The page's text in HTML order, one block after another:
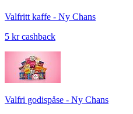
Valfritt kaffe - Ny Chans
5 kr cashback
Valfri godispåse - Ny Chans